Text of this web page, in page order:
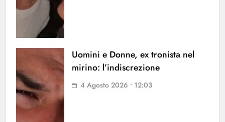
Uomini e Donne, ex tronista nel
mirino: l’indiscrezione
4 Agosto 2026 • 12:03